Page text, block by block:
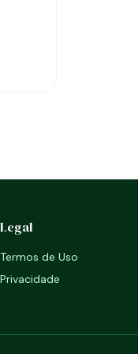
Legal
Termos de Uso
Privacidade